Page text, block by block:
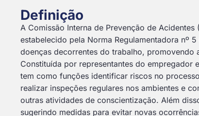
Definição
A Comissão Interna de Prevenção de
estabelecido pela Norma Regulamentadora nº
doenças decorrentes do trabalho, promovendo
Constituída por representantes do empregador
tem como funções identificar riscos no
realizar inspeções regulares nos ambientes e
outras atividades de conscientização. Além
sugerindo medidas para evitar novas